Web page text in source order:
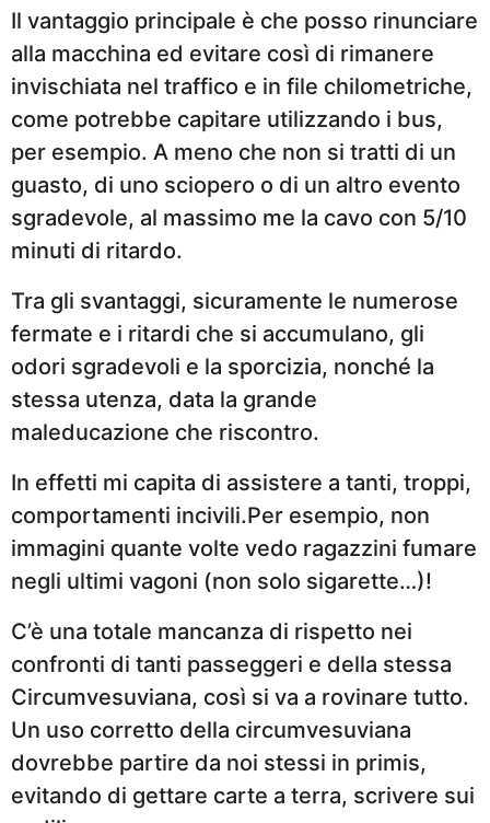
Il vantaggio principale è che posso rinunciare
alla macchina ed evitare così di rimanere
invischiata nel traffico e in file chilometriche,
come potrebbe capitare utilizzando i bus,
per esempio. A meno che non si tratti di un
guasto, di uno sciopero o di un altro evento
sgradevole, al massimo me la cavo con 5/10
minuti di ritardo.
Tra gli svantaggi, sicuramente le numerose
fermate e i ritardi che si accumulano, gli
odori sgradevoli e la sporcizia, nonché la
stessa utenza, data la grande
maleducazione che riscontro.
In effetti mi capita di assistere a tanti, troppi,
comportamenti incivili.Per esempio, non
immagini quante volte vedo ragazzini fumare
negli ultimi vagoni (non solo sigarette…)!
C’è una totale mancanza di rispetto nei
confronti di tanti passeggeri e della stessa
Circumvesuviana, così si va a rovinare tutto.
Un uso corretto della circumvesuviana
dovrebbe partire da noi stessi in primis,
evitando di gettare carte a terra, scrivere sui